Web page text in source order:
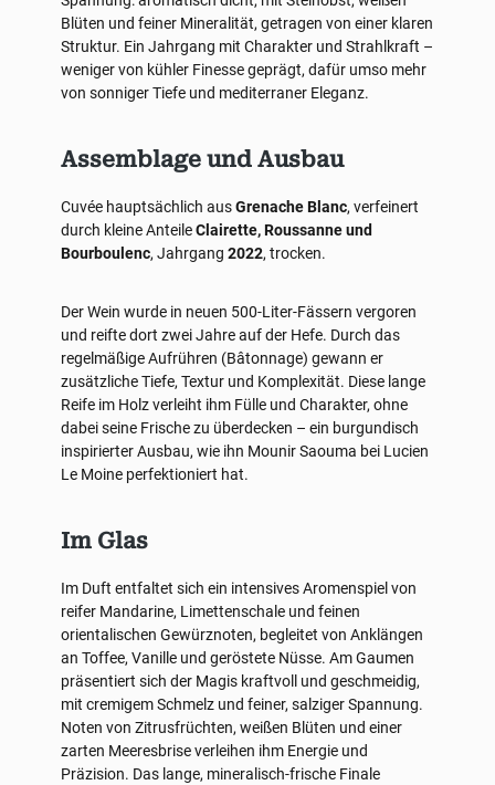
Blüten und feiner Mineralität, getragen von einer klaren
Struktur. Ein Jahrgang mit Charakter und Strahlkraft –
weniger von kühler Finesse geprägt, dafür umso mehr
von sonniger Tiefe und mediterraner Eleganz.
Assemblage und Ausbau
Cuvée hauptsächlich ausGrenache Blanc, verfeinert
durch kleine AnteileClairette, Roussanne und
Bourboulenc, Jahrgang 2022, trocken.
Der Wein wurde in neuen 500-Liter-Fässern vergoren
und reifte dort zwei Jahre auf der Hefe. Durch das
regelmäßige Aufrühren (Bâtonnage) gewann er
zusätzliche Tiefe, Textur und Komplexität. Diese lange
Reife im Holz verleiht ihm Fülle und Charakter, ohne
dabei seine Frische zu überdecken – ein burgundisch
inspirierter Ausbau, wie ihn Mounir Saouma bei Lucien
Le Moine perfektioniert hat.
Im Glas
Im Duft entfaltet sich ein intensives Aromenspiel von
reifer Mandarine, Limettenschale und feinen
orientalischen Gewürznoten, begleitet von Anklängen
an Toffee, Vanille und geröstete Nüsse. Am Gaumen
präsentiert sich der Magis kraftvoll und geschmeidig,
mit cremigem Schmelz und feiner, salziger Spannung.
Noten von Zitrusfrüchten, weißen Blüten und einer
zarten Meeresbrise verleihen ihm Energie und
Präzision. Das lange, mineralisch-frische Finale